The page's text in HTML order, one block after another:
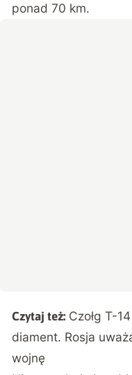
ponad 70 km.
Czytaj też: Czołg T-
diament. Rosja
wojnę